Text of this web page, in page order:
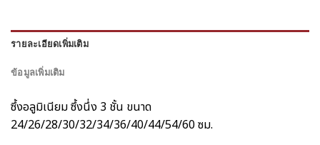
รายละเอียดเพิ่มเติม
ข้อมูลเพิ่มเติม
ซึ้งอลูมิเนียม ซึ้งนึ่ง 3 ชั้น ขนาด
24/26/28/30/32/34/36/40/44/54/60 ซม.